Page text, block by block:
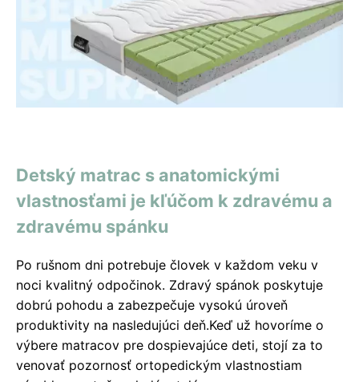
Detský matrac s anatomickými
vlastnosťami je kľúčom k zdravému a
zdravému spánku
Po rušnom dni potrebuje človek v každom veku v
noci kvalitný odpočinok. Zdravý spánok poskytuje
dobrú pohodu a zabezpečuje vysokú úroveň
produktivity na nasledujúci deň.Keď už hovoríme o
výbere matracov pre dospievajúce deti, stojí za to
venovať pozornosť ortopedickým vlastnostiam